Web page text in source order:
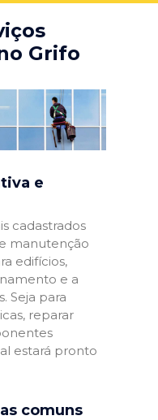
Grifo
e
cadastrados
manutenção
edifícios,
e a
Seja para
reparar
estará pronto
comuns